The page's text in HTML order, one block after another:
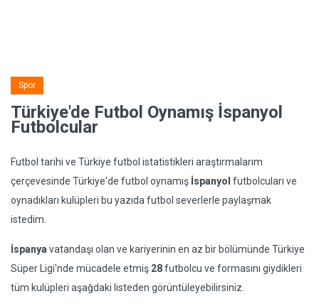
Spor
Türkiye'de Futbol Oynamış İspanyol
Futbolcular
Futbol tarihi ve Türkiye futbol istatistikleri araştırmalarım
çerçevesinde Türkiye'de futbol oynamış İspanyol futbolcuları ve
oynadıkları kulüpleri bu yazıda futbol severlerle paylaşmak
istedim.
İspanya vatandaşı olan ve kariyerinin en az bir bölümünde Türkiye
Süper Ligi'nde mücadele etmiş 28futbolcu ve formasını giydikleri
tüm kulüpleri aşağdaki listeden görüntüleyebilirsiniz.